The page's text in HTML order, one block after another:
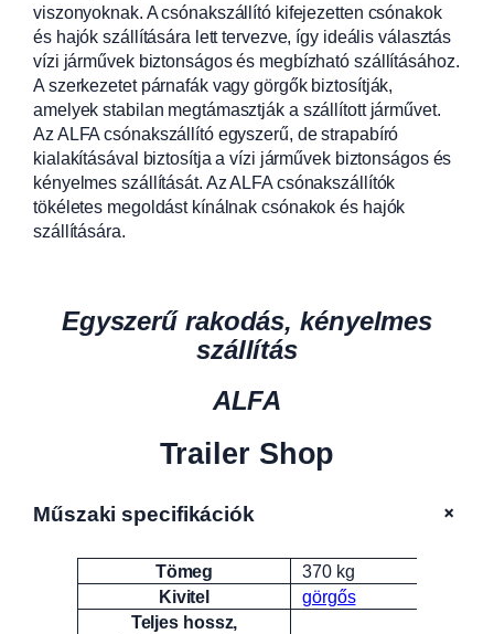
viszonyoknak. A csónakszállító kifejezetten csónakok
és hajók szállítására lett tervezve, így ideális választás
vízi járművek biztonságos és megbízható szállításához.
A szerkezetet párnafák vagy görgők biztosítják,
amelyek stabilan megtámasztják a szállított járművet.
Az ALFA csónakszállító egyszerű, de strapabíró
kialakításával biztosítja a vízi járművek biztonságos és
kényelmes szállítását. Az ALFA csónakszállítók
tökéletes megoldást kínálnak csónakok és hajók
szállítására.
Egyszerű rakodás, kényelmes
szállítás
ALFA
Trailer Shop
Műszaki specifikációk +
Attribútumok Érték
Tömeg
370 kg
Kivitel
görgős
Teljes hossz,